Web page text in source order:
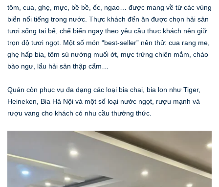
tôm, cua, ghẹ, mực, bề bề, ốc, ngao… được mang về từ các vùng
biển nổi tiếng trong nước. Thực khách đến ăn được chọn hải sản
tươi sống tại bể, chế biến ngay theo yêu cầu thực khách nên giữ
trọn độ tươi ngọt. Một số món “best-seller” nên thử: cua rang me,
ghẹ hấp bia, tôm sú nướng muối ớt, mực trứng chiên mắm, cháo
bào ngư, lẩu hải sản thập cẩm…
Quán còn phục vụ đa dạng các loại bia chai, bia lon như Tiger,
Heineken, Bia Hà Nội và một số loại nước ngọt, rượu mạnh và
rượu vang cho khách có nhu cầu thưởng thức.